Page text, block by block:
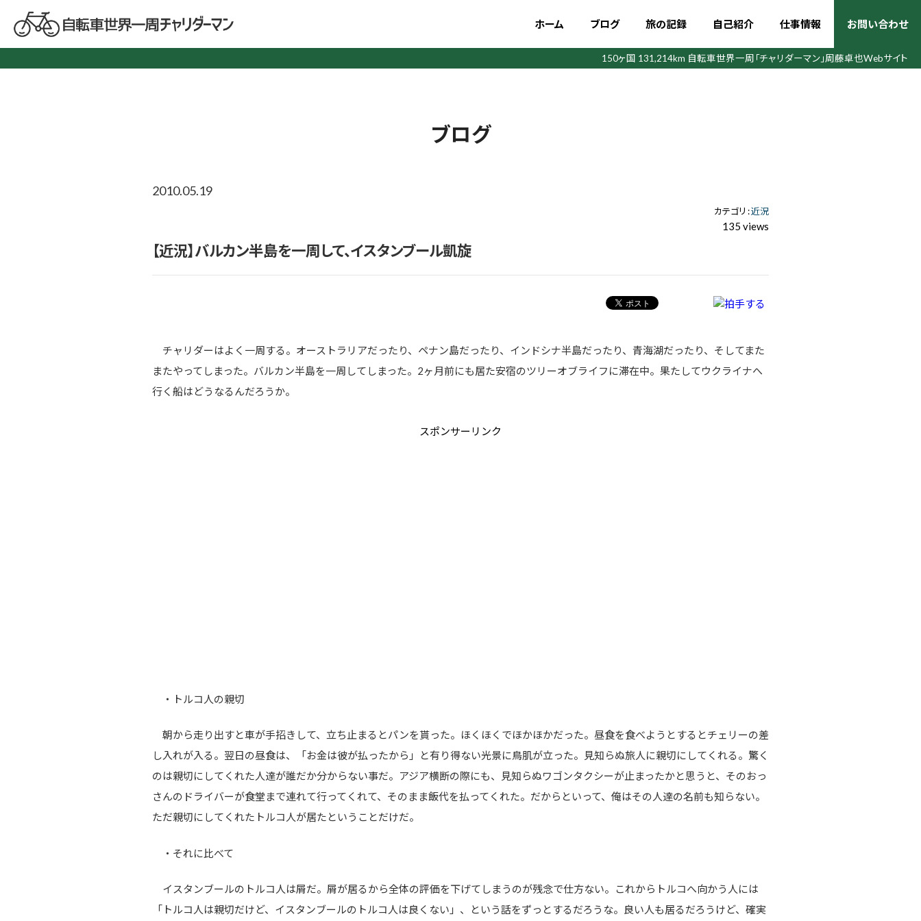
ホーム ブログ 旅の記録 自己紹介 仕事情報 お問い合わせ
150ヶ国 131,214km 自転車世界一周 「チャリダーマン」周藤卓也Webサイト
ブログ
2010.05.19
カテゴリ :近況
135 views
【近況】バルカン半島を一周して、イスタンブール凱旋
チャリダーはよく一周する。オーストラリアだったり、ペナン島だったり、インドシナ半島だったり、青海湖だったり、そしてまた
またやってしまった。バルカン半島を一周してしまった。2ヶ月前にも居た安宿のツリーオブライフに滞在中。果たしてウクライナへ
行く船はどうなるんだろうか。
スポンサーリンク
・トルコ人の親切
朝から走り出すと車が手招きして、立ち止まるとパンを貰った。ほくほくでほかほかだった。昼食を食べようとするとチェリーの差
し入れが入る。翌日の昼食は、「お金は彼が払ったから」と有り得ない光景に鳥肌が立った。見知らぬ旅人に親切にしてくれる。驚く
のは親切にしてくれた人達が誰だか分からない事だ。アジア横断の際にも、見知らぬワゴンタクシーが止まったかと思うと、そのおっ
さんのドライバーが食堂まで連れて行ってくれて、そのまま飯代を払ってくれた。だからといって、俺はその人達の名前も知らない。
ただ親切にしてくれたトルコ人が居たということだけだ。
・それに比べて
イスタンブールのトルコ人は屑だ。屑が居るから全体の評価を下げてしまうのが残念で仕方ない。これからトルコへ向かう人には
「トルコ人は親切だけど、イスタンブールのトルコ人は良くない」、という話をずっとするだろうな。良い人も居るだろうけど、確実